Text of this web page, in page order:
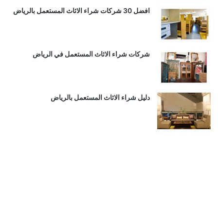
افضل 30 شركات شراء الاثاث المستعمل بالرياض
شركات شراء الاثاث المستعمل في الرياض
دليل شراء الاثاث المستعمل بالرياض